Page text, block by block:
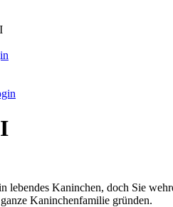
Kaninchen, doch Sie
Kaninchenfamilie gründen.